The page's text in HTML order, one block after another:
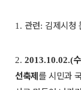
1. 관련: 김제시청
2. 2013.10.02.(수
선축제를 시민과